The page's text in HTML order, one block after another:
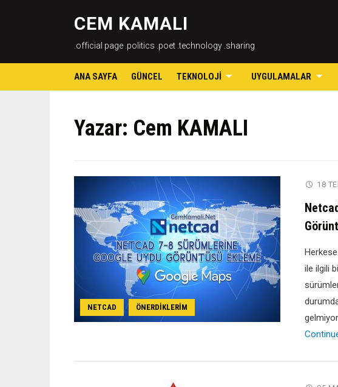
CEM KAMALI
.official page .politics .poet .technology .sharing
ANA SAYFA GÜNCEL TEKNOLOJI UYGULAMALAR
Yazar: Cem KAMALI
NETCAD , ÖNERDIKLERIM
18
ile ilgili